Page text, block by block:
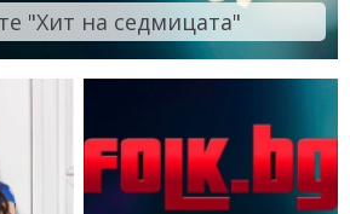
"Хит на седмицата"